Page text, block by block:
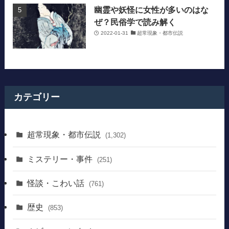
幽霊や妖怪に女性が多いのはな
ぜ？民俗学で読み解く
2022-01-31 超常現象・都市伝説
カテゴリー
超常現象・都市伝説 (1,302)
ミステリー・事件 (251)
怪談・こわい話 (761)
歴史 (853)